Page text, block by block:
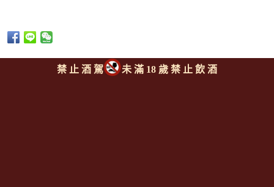
上一則| 回上頁
禁 止 酒 駕 未 滿 18 歲 禁 止 飲 酒